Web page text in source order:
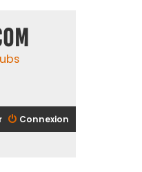
Connexion